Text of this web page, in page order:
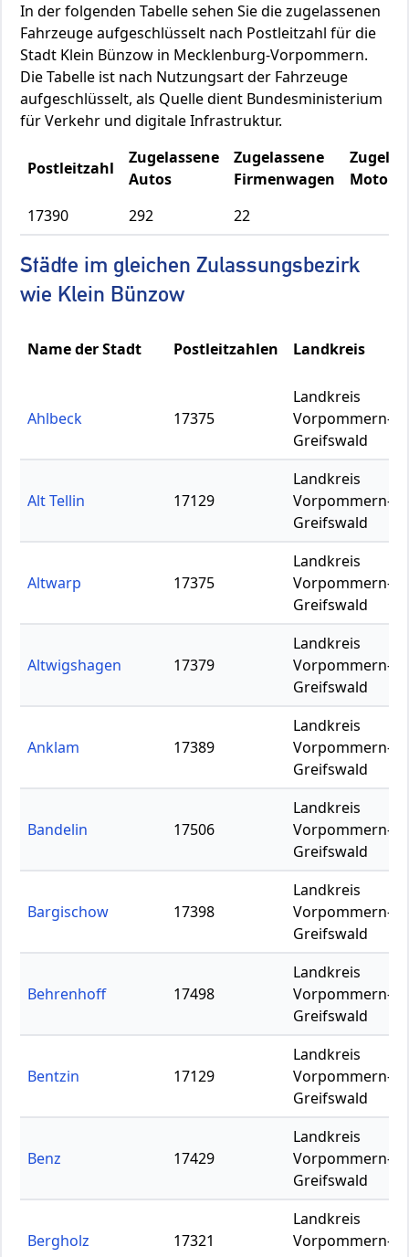
In der folgenden Tabelle sehen Sie die zugelassenen
Fahrzeuge aufgeschlüsselt nach Postleitzahl für die
Stadt Klein Bünzow in Mecklenburg-Vorpommern.
Die Tabelle ist nach Nutzungsart der Fahrzeuge
aufgeschlüsselt, als Quelle dient Bundesministerium
für Verkehr und digitale Infrastruktur.
Postleitzahl
Zugelassene
Autos
Zugelassene
Firmenwagen
17390
292 22
Städte im gleichen Zulassungsbezirk
wie Klein Bünzow
Name der Stadt Postleitzahlen Landkreis
Ahlbeck 17375
Landkreis
Vorpommern-
Greifswald
Alt Tellin 17129
Landkreis
Vorpommern-
Greifswald
Altwarp 17375
Landkreis
Vorpommern-
Greifswald
Altwigshagen 17379
Landkreis
Vorpommern-
Greifswald
Anklam 17389
Landkreis
Vorpommern-
Greifswald
Bandelin 17506
Landkreis
Vorpommern-
Greifswald
Bargischow 17398
Landkreis
Vorpommern-
Greifswald
Behrenhoff 17498
Landkreis
Vorpommern-
Greifswald
Bentzin 17129
Landkreis
Vorpommern-
Greifswald
Benz 17429
Landkreis
Vorpommern-
Greifswald
Bergholz 17321
Landkreis
Vorpommern-